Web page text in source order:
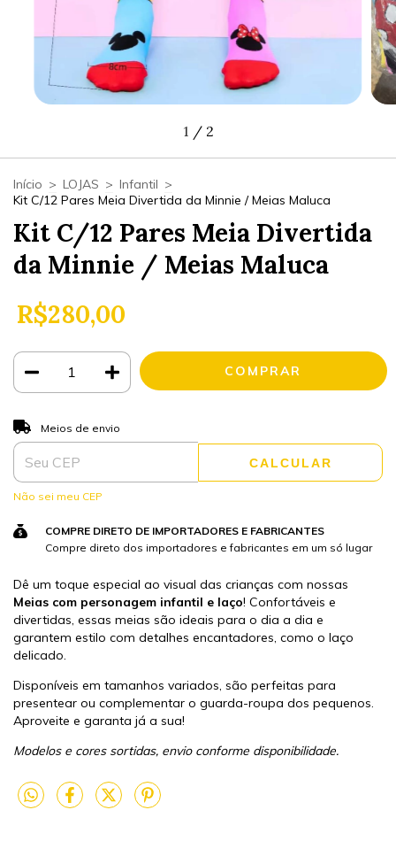
1 / 2
Início > LOJAS > Infantil >
Kit C/12 Pares Meia Divertida da Minnie / Meias Maluca
Kit C/12 Pares Meia Divertida
da Minnie / Meias Maluca
R$280,00
Entregas para o CEP:
Meios de envio
CALCULAR
Não sei meu CEP
COMPRE DIRETO DE IMPORTADORES E FABRICANTES
Compre direto dos importadores e fabricantes em um só lugar
Dê um toque especial ao visual das crianças com nossas
Meias com personagem infantil e laço! Confortáveis e
divertidas, essas meias são ideais para o dia a dia e
garantem estilo com detalhes encantadores, como o laço
delicado.
Disponíveis em tamanhos variados, são perfeitas para
presentear ou complementar o guarda-roupa dos pequenos.
Aproveite e garanta já a sua!
Modelos e cores sortidas, envio conforme disponibilidade.